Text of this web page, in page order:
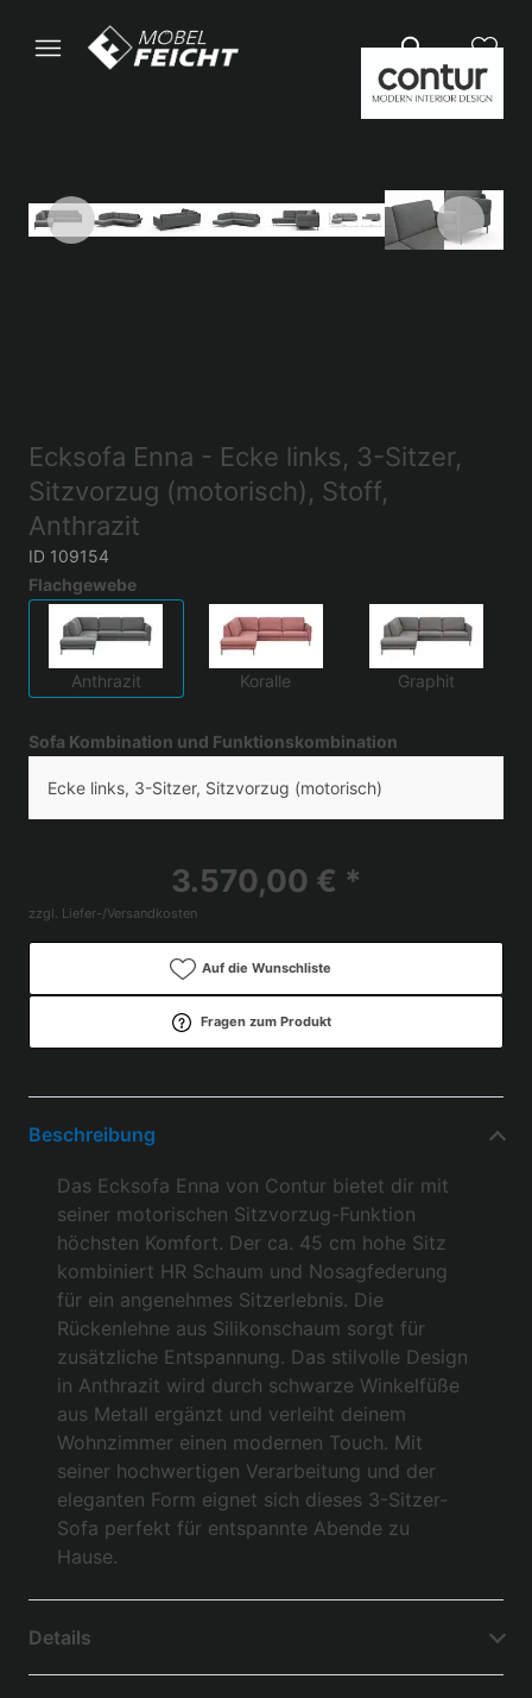
Ecksofa Enna - Ecke links, 3-Sitzer,
Sitzvorzug (motorisch), Stoff,
Anthrazit
ID 109154
Flachgewebe
Anthrazit Koralle Graphit
Sofa Kombination und Funktionskombination
Ecke links, 3-Sitzer, Sitzvorzug (motorisch)
3.570,00 € *
zzgl. Liefer-/Versandkosten
Auf die Wunschliste
Fragen zum Produkt
Beschreibung
Das Ecksofa Enna von Contur bietet dir mit
seiner motorischen Sitzvorzug-Funktion
höchsten Komfort. Der ca. 45 cm hohe Sitz
kombiniert HR Schaum und Nosagfederung
für ein angenehmes Sitzerlebnis. Die
Rückenlehne aus Silikonschaum sorgt für
zusätzliche Entspannung. Das stilvolle Design
in Anthrazit wird durch schwarze Winkelfüße
aus Metall ergänzt und verleiht deinem
Wohnzimmer einen modernen Touch. Mit
seiner hochwertigen Verarbeitung und der
eleganten Form eignet sich dieses 3-Sitzer-
Sofa perfekt für entspannte Abende zu
Hause.
Details